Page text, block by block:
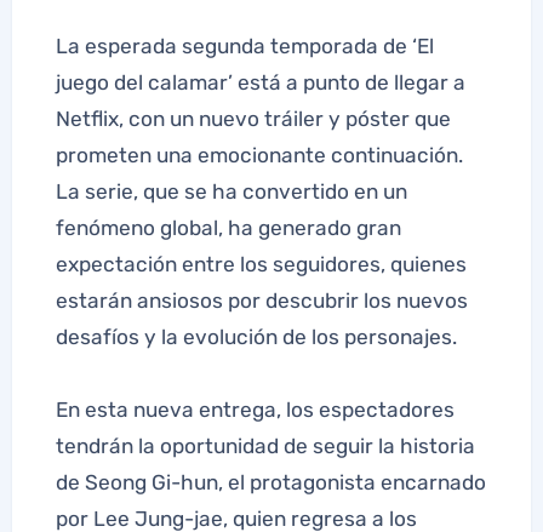
La esperada segunda temporada de ‘El
juego del calamar’ está a punto de llegar a
Netflix, con un nuevo tráiler y póster que
prometen una emocionante continuación.
La serie, que se ha convertido en un
fenómeno global, ha generado gran
expectación entre los seguidores, quienes
estarán ansiosos por descubrir los nuevos
desafíos y la evolución de los personajes.
En esta nueva entrega, los espectadores
tendrán la oportunidad de seguir la historia
de Seong Gi-hun, el protagonista encarnado
por Lee Jung-jae, quien regresa a los